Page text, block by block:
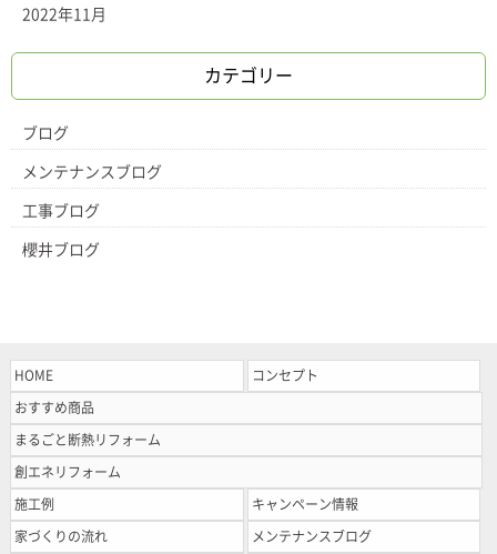
2022年11月
カテゴリー
ブログ
メンテナンスブログ
工事ブログ
櫻井ブログ
HOME コンセプト
おすすめ商品
まるごと断熱リフォーム
創エネリフォーム
施工例 キャンペーン情報
家づくりの流れ メンテナンスブログ